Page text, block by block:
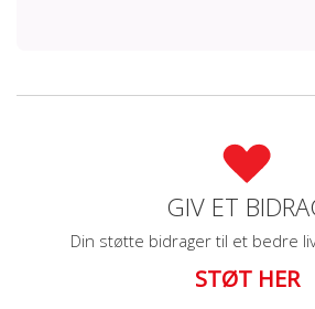
GIV ET
Din støtte bidrager til et bedre
STØT HER